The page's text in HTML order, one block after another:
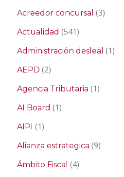
Acreedor concursal (3)
Actualidad (541)
Administración desleal (1)
AEPD (2)
Agencia Tributaria (1)
AI Board (1)
AIPI (1)
Alianza estrategica (9)
Ámbito Fiscal (4)